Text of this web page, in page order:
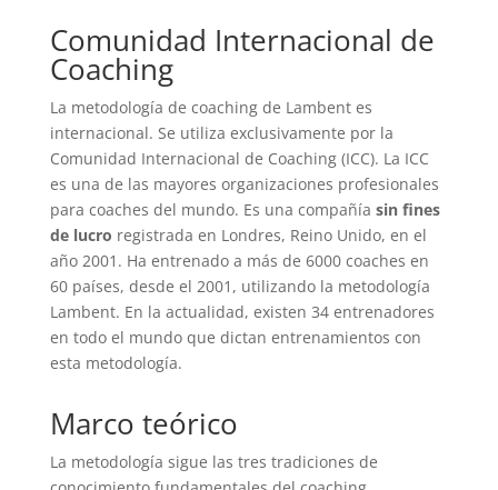
Comunidad Internacional de
Coaching
La metodología de coaching de Lambent es
internacional. Se utiliza exclusivamente por la
Comunidad Internacional de Coaching (ICC). La ICC
es una de las mayores organizaciones profesionales
para coaches del mundo. Es una compañía sin fines
de lucro registrada en Londres, Reino Unido, en el
año 2001. Ha entrenado a más de 6000 coaches en
60 países, desde el 2001, utilizando la metodología
Lambent. En la actualidad, existen 34 entrenadores
en todo el mundo que dictan entrenamientos con
esta metodología.
Marco teórico
La metodología sigue las tres tradiciones de